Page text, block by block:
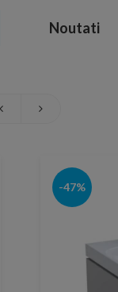
Noutati
-47%